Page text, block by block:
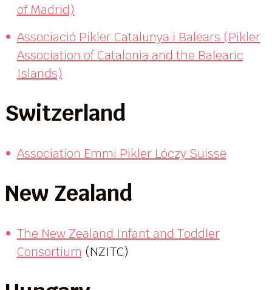
of Madrid)
Associació Pikler Catalunya i Balears (Pikler
Association of Catalonia and the Balearic
Islands)
Switzerland
Association Emmi Pikler Lóczy Suisse
New Zealand
The New Zealand Infant and Toddler
Consortium (NZITC)